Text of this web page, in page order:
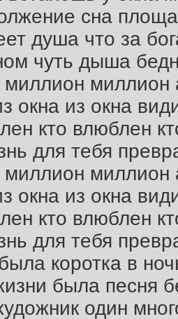
сна
душа что за
чуть дыша
миллион
окна из окна
кто влюблен
для тебя
миллион
окна из окна
кто влюблен
для тебя
коротка в
была песня
один